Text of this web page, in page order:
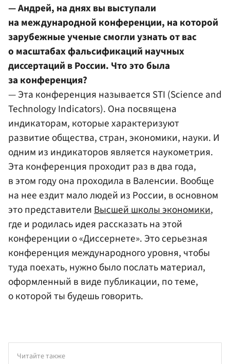
— Андрей, на днях вы выступали
на международной конференции, на которой
зарубежные ученые смогли узнать от вас
о масштабах фальсификаций научных
диссертаций в России. Что это была
за конференция?
— Эта конференция называется STI (Science and
Technology Indicators). Она посвящена
индикаторам, которые характеризуют
развитие общества, стран, экономики, науки. И
одним из индикаторов является наукометрия.
Эта конференция проходит раз в два года,
в этом году она проходила в Валенсии. Вообще
на нее ездит мало людей из России, в основном
это представители Высшей школы экономики,
где и родилась идея рассказать на этой
конференции о «Диссернете». Это серьезная
конференция международного уровня, чтобы
туда поехать, нужно было послать материал,
оформленный в виде публикации, по теме,
о которой ты будешь говорить.
Читайте также